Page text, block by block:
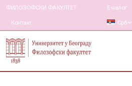
ФИЛОЗОФСКИ ФАКУЛТЕТ
Контакт
Е-налог
Срб